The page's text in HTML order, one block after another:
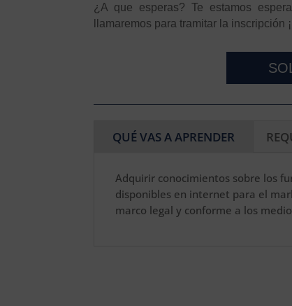
¿A que esperas? Te estamos
llamaremos para tramitar la inscripción
QUÉ VAS A APRENDER
Adquirir conocimientos sobre los
disponibles en internet para el
marco legal y conforme a los